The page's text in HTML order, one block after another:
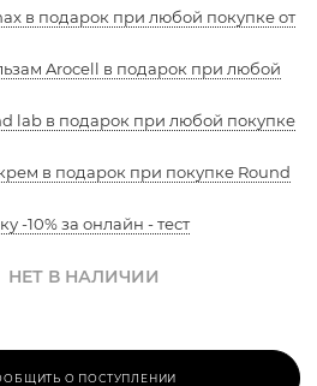
в подарок при любой покупке от
Arocell в подарок при любой
lab в подарок при любой покупке
в подарок при покупке Round
-10% за онлайн - тест
НЕТ В НАЛИЧИИ
О ПОСТУПЛЕНИИ